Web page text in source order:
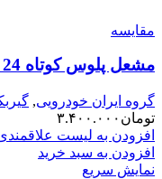
مقایسه
مشعل پلوس کوتاه 24 خار پژو405 شتابکار
گروه ایران خودرویی,
تومان ۳.۴۰۰.۰۰۰
افزودن به لیست
افزودن به سبد خرید
نمایش سریع